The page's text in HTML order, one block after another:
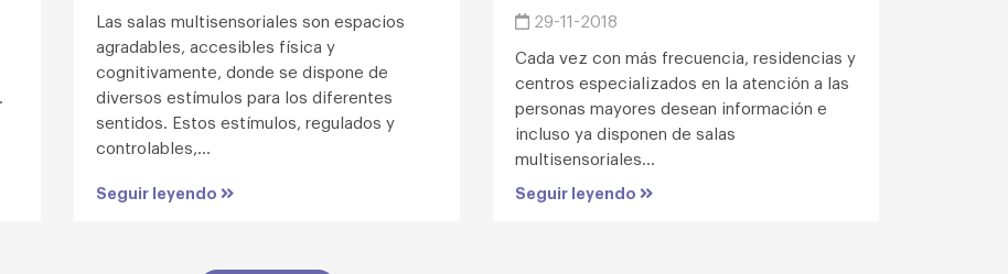
Las salas multisensoriales son espacios
agradables, accesibles física y
cognitivamente, donde se dispone de
diversos estímulos para los diferentes
sentidos. Estos estímulos, regulados y
controlables,...
Seguir leyendo
29-11-2018
Cada vez con más frecuencia, residencias y
centros especializados en la atención a las
personas mayores desean información e
incluso ya disponen de salas
multisensoriales...
Seguir leyendo